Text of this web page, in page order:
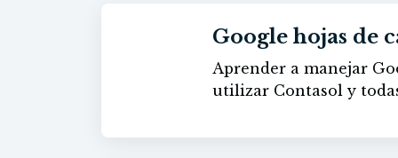
Google hojas de
Aprender a manejar Google
utilizar Contasol y